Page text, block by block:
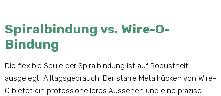
Spiralbindung vs. Wire-O-
Bindung
Die flexible Spule der Spiralbindung ist auf Robustheit
ausgelegt, Alltagsgebrauch. Der starre Metallrücken von Wire-
O bietet ein professionelleres Aussehen und eine präzise